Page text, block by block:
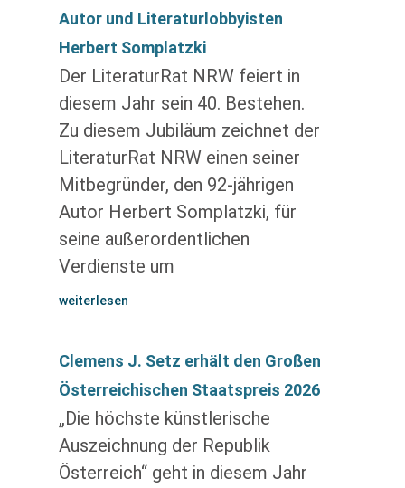
Autor und Literaturlobbyisten
Herbert Somplatzki
Der LiteraturRat NRW feiert in
diesem Jahr sein 40. Bestehen.
Zu diesem Jubiläum zeichnet der
LiteraturRat NRW einen seiner
Mitbegründer, den 92-jährigen
Autor Herbert Somplatzki, für
seine außerordentlichen
Verdienste um
weiterlesen
Clemens J. Setz erhält den Großen
Österreichischen Staatspreis 2026
„Die höchste künstlerische
Auszeichnung der Republik
Österreich“ geht in diesem Jahr